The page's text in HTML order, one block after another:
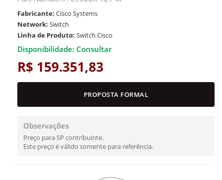
Fabricante: Cisco Systems
Network: Switch
Linha de Produto: Switch Cisco
Disponibilidade: Consultar
R$ 159.351,83
PROPOSTA FORMAL
Observações
Preço para SP contribuinte.
Este preço é válido somente para referência.